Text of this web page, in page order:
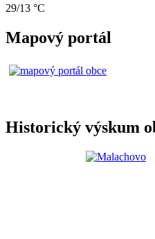
29/13 °C
Mapový portál
Historický výskum